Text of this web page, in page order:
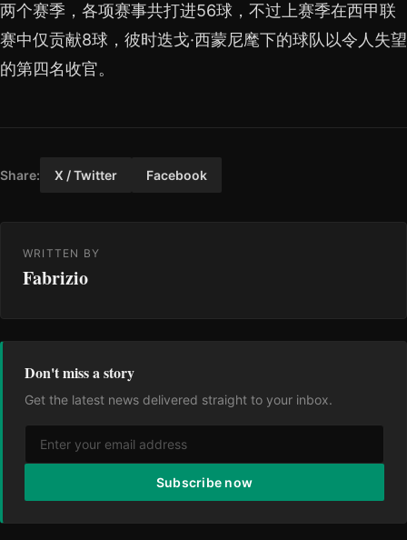
两个赛季，各项赛事共打进56球，不过上赛季在西甲联
赛中仅贡献8球，彼时迭戈·西蒙尼麾下的球队以令人失望
的第四名收官。
Share: X / Twitter Facebook
WRITTEN BY
Fabrizio
Don't miss a story
Get the latest news delivered straight to your inbox.
Subscribe now